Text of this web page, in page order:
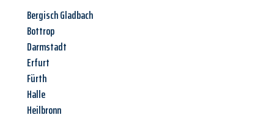
Bergisch Gladbach
Bottrop
Darmstadt
Erfurt
Fürth
Halle
Heilbronn